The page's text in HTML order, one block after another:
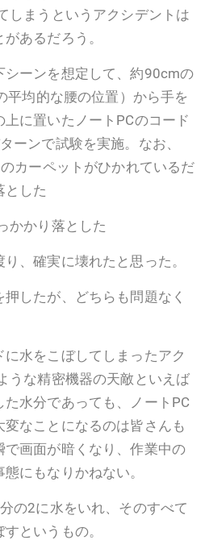
しまうというアクシデントは
あるだろう。
シーンを想定して、約90cmの
平均的な腰の位置）から手を
に置いたノートPCのコード
ーンで試験を実施。なお、
カーペットがひかれているだ
とした
かかり落とした
、確実に壊れたと思った。
したが、どちらも問題なく
水をこぼしてしまったアク
うな精密機器の天敵といえば
水分であっても、ノートPC
なことになるのは皆さんも
で画面が暗くなり、作業中の
にもなりかねない。
の2に水をいれ、そのすべて
というもの。